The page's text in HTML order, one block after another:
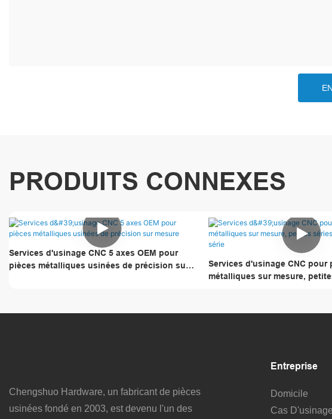
PRODUITS CONNEXES
Services d'usinage CNC 5 axes OEM pour
pièces métalliques usinées de précision sur
Services d'usinage CNC pour
métalliques sur mesure,
Chengshuo Hardware, un fabricant de pièces
usinées fondé en 2003, est devenu l'un des
Entreprise
Domicile
Cas